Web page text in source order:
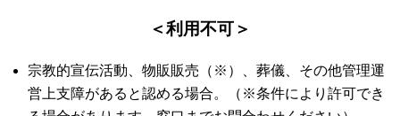
＜利用不可＞
宗教的宣伝活動、物販販売（※）、葬儀、その他管理運
営上支障があると認める場合。（※条件により許可でき